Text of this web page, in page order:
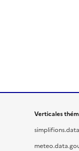
Verticales